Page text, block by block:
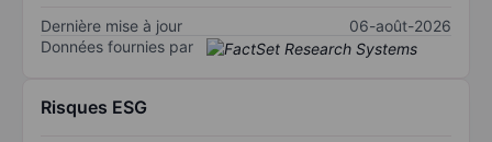
Dernière mise à jour
06-août-2026
Données fournies par
Risques ESG